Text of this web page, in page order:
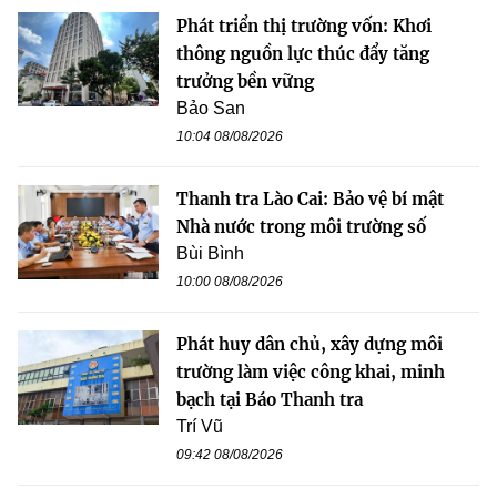
Phát triển thị trường vốn: Khơi
thông nguồn lực thúc đẩy tăng
trưởng bền vững
Bảo San
10:04 08/08/2026
Thanh tra Lào Cai: Bảo vệ bí mật
Nhà nước trong môi trường số
Bùi Bình
10:00 08/08/2026
Phát huy dân chủ, xây dựng môi
trường làm việc công khai, minh
bạch tại Báo Thanh tra
Trí Vũ
09:42 08/08/2026